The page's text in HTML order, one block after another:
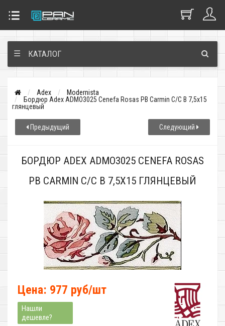
☰ КАТАЛОГ
Adex
Modernista
Бордюр Adex ADMO3025 Cenefa Rosas PB Carmin C/C B 7,5x15
глянцевый
Предыдущий Следующий
БОРДЮР ADEX ADMO3025 CENEFA ROSAS
PB CARMIN C/C B 7,5X15 ГЛЯНЦЕВЫЙ
Цена: 977 руб/шт
Нашли
дешевле?